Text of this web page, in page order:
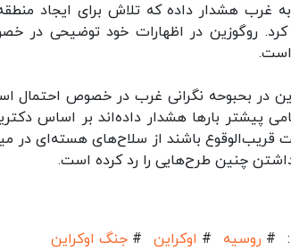
غرب هشدار داده که تلاش برای ایجاد منطقه
روگوزین در اظهارات خود توضیحی در
است.
در بحبوحه نگرانی غرب در خصوص احتمال
پیشتر بارها هشدار داده‌اند بر اساس
باشند از سلاح‌های هسته‌ای در
چنین طرح‌هایی را رد کرده است.
# روسیه # اوکراین # جنگ اوکراین